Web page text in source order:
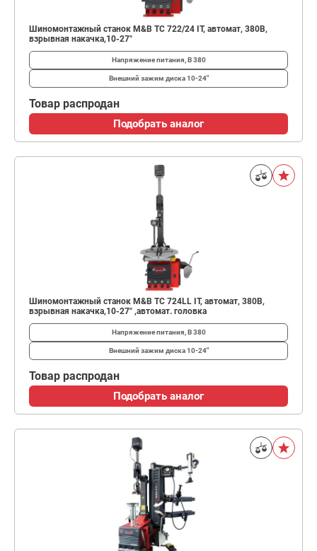
Шиномонтажный станок M&B TC 722/24 IT, автомат, 380В,
взрывная накачка,10-27"
Напряжение питания, В380
Внешний зажим диска10-24"
Товар распродан
Подобрать аналог
Шиномонтажный станок M&B TC 724LL IT, автомат, 380В,
взрывная накачка,10-27" ,автомат. головка
Напряжение питания, В380
Внешний зажим диска10-24"
Товар распродан
Подобрать аналог